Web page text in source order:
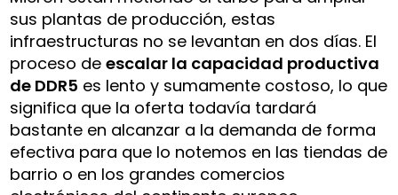
sus plantas de producción, estas
infraestructuras no se levantan en dos días. El
proceso deescalar la capacidad productiva
de DDR5 es lento y sumamente costoso, lo que
significa que la oferta todavía tardará
bastante en alcanzar a la demanda de forma
efectiva para que lo notemos en las tiendas de
barrio o en los grandes comercios